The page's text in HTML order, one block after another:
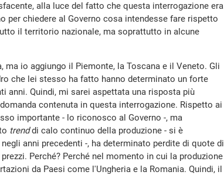
alla luce del fatto che questa interrogazione era
per chiedere al Governo cosa intendesse fare rispetto
il territorio nazionale, ma soprattutto in alcune
ma io aggiungo il Piemonte, la Toscana e il Veneto. Gli
che lei stesso ha fatto hanno determinato un forte
anni. Quindi, mi sarei aspettata una risposta più
contenuta in questa interrogazione. Rispetto ai
importante - lo riconosco al Governo -, ma
trenddi calo continuo della produzione - si è
anni precedenti -, ha determinato perdite di quote di
Perché? Perché nel momento in cui la produzione
da Paesi come l'Ungheria e la Romania. Quindi, il